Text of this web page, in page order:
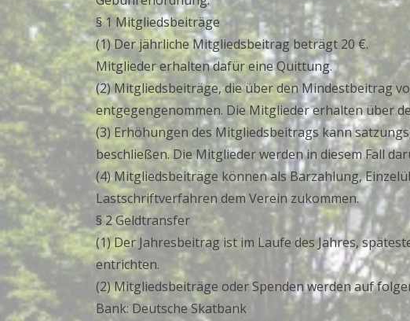
§ 1 Mitgliedsbeiträge
(1) Der jährliche Mitgliedsbeitrag beträgt 20 €.
Mitglieder erhalten dafür eine Quittung.
(2) Mitgliedsbeiträge, die über den Mindestbeitrag
entgegengenommen. Die Mitglieder erhalten über
(3) Erhöhungen des Mitgliedsbeitrags kann
beschließen. Die Mitglieder werden in diesem Fall
(4) Mitgliedsbeiträge können als Barzahlung,
Lastschriftverfahren dem Verein zukommen.
§ 2 Geldtransfer
(1) Der Jahresbeitrag ist im Laufe des Jahres,
entrichten.
(2) Mitgliedsbeiträge oder Spenden werden auf
Bank: Deutsche Skatbank